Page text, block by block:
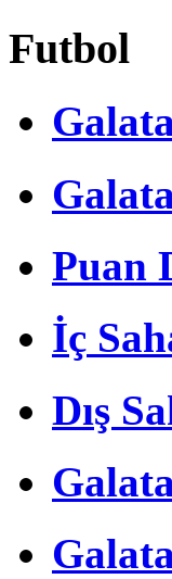
Futbol
Puan
İç
Dış